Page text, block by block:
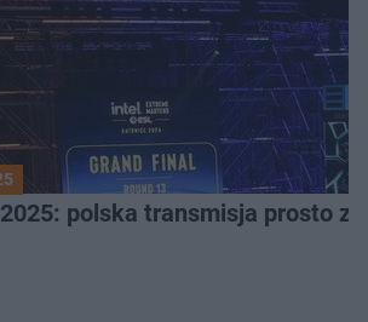
polska transmisja prosto